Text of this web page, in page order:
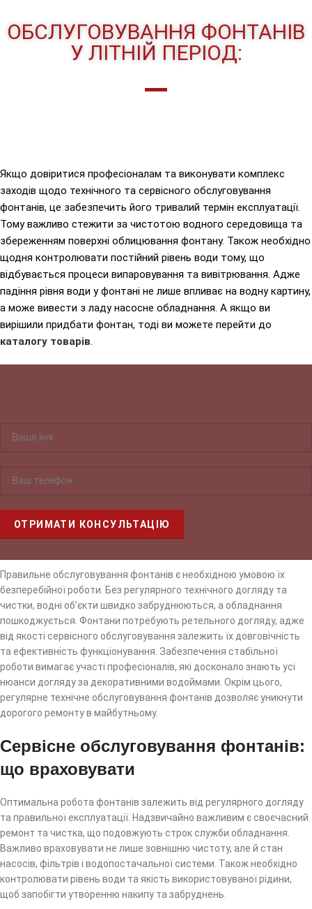
ОБСЛУГОВУВАННЯ ФОНТАНІВ
У ЛІТНІЙ ПЕРІОД:
Якщо довіритися професіоналам та виконувати комплекс
заходів щодо технічного та сервісного обслуговування
фонтанів, це забезпечить його тривалий термін експлуатації.
Тому важливо стежити за чистотою водного середовища та
збереженням поверхні облицювання фонтану. Також необхідно
щодня контролювати постійний рівень води тому, що
відбувається процеси випаровування та вивітрювання. Адже
падіння рівня води у фонтані не лише впливає на водну картину,
а може вивести з ладу насосне обладнання. А якщо ви
вирішили придбати фонтан, тоді ви можете перейти до
каталогу товарів.
Правильне обслуговування фонтанів є необхідною умовою їх
безперебійної роботи. Без регулярного технічного догляду та
чистки, водні об’єкти швидко забруднюються, а обладнання
пошкоджується. Фонтани потребують ретельного догляду, адже
від якості сервісного обслуговування залежить їх довговічність
та ефективність функціонування. Забезпечення стабільної
роботи вимагає участі професіоналів, які досконало знають усі
нюанси догляду за декоративними водоймами. Окрім цього,
регулярне технічне обслуговування фонтанів дозволяє уникнути
дорогого ремонту в майбутньому.
Сервісне обслуговування фонтанів:
що враховувати
Оптимальна робота фонтанів залежить від регулярного догляду
та правильної експлуатації. Надзвичайно важливим є своєчасний
ремонт та чистка, що подовжують строк служби обладнання.
Важливо враховувати не лише зовнішню чистоту, але й стан
насосів, фільтрів і водопостачальної системи. Також необхідно
контролювати рівень води та якість використовуваної рідини,
щоб запобігти утворенню накипу та забруднень.